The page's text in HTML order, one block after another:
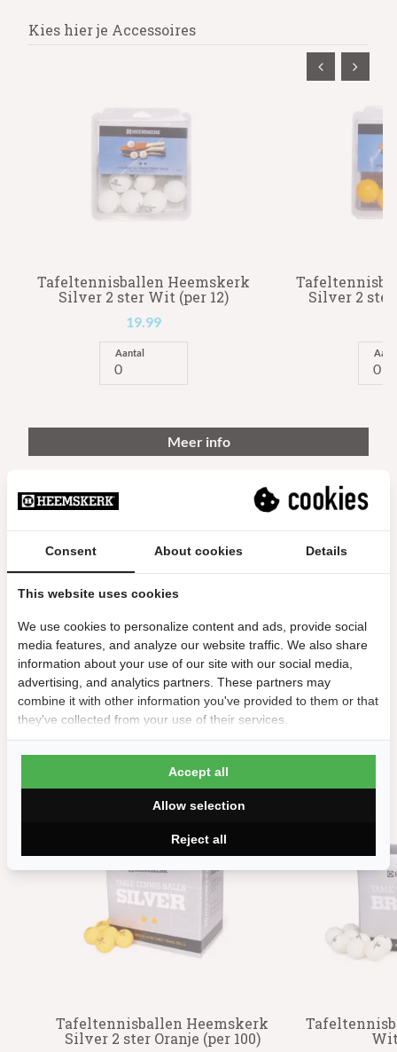
Kies hier je Accessoires
Tafeltennisballen Heemskerk
Silver 2 ster Wit (per 12)
19.99
Aantal
Silver 2 ster
Meer info
Reviews
prima prijs/kwaliteit
Jogchem | 15 december 2025
Tafeltennisballen Heemskerk
Silver 2 ster Oranje (per 100)
Consent About cookies Details
This website uses cookies
We use cookies to personalize content and ads, provide social
media features, and analyze our website traffic. We also share
information about your use of our site with our social media,
advertising, and analytics partners. These partners may
combine it with other information you've provided to them or that
they've collected from your use of their services.
Reject all
Allow selection
Accept all